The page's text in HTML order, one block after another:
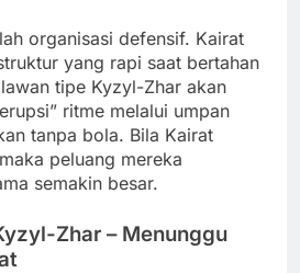
organisasi defensif. Kairat
yang rapi saat bertahan
tipe Kyzyl-Zhar akan
ritme melalui umpan
tanpa bola. Bila Kairat
peluang mereka
semakin besar.
Zhar – Menunggu